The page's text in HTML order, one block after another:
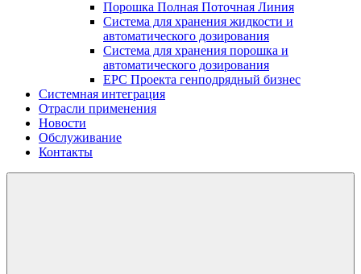
Порошка Полная Поточная Линия
Система для хранения жидкости и
автоматического дозирования
Система для хранения порошка и
автоматического дозирования
EPC Проекта генподрядный бизнес
Системная интеграция
Отрасли применения
Новости
Обслуживание
Контакты